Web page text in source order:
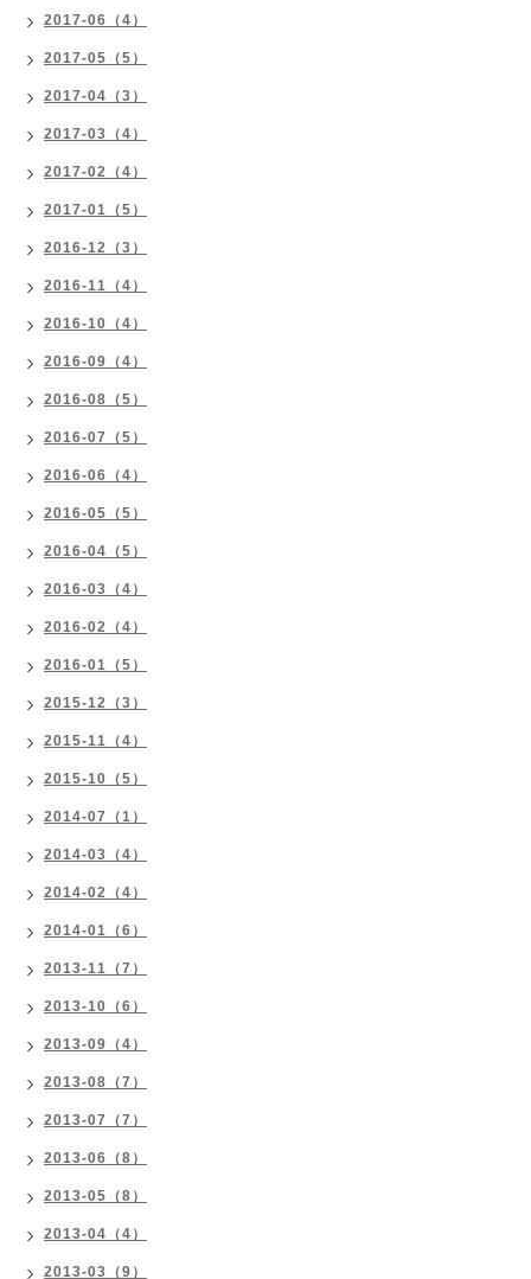
2017-06（4）
2017-05（5）
2017-04（3）
2017-03（4）
2017-02（4）
2017-01（5）
2016-12（3）
2016-11（4）
2016-10（4）
2016-09（4）
2016-08（5）
2016-07（5）
2016-06（4）
2016-05（5）
2016-04（5）
2016-03（4）
2016-02（4）
2016-01（5）
2015-12（3）
2015-11（4）
2015-10（5）
2014-07（1）
2014-03（4）
2014-02（4）
2014-01（6）
2013-11（7）
2013-10（6）
2013-09（4）
2013-08（7）
2013-07（7）
2013-06（8）
2013-05（8）
2013-04（4）
2013-03（9）